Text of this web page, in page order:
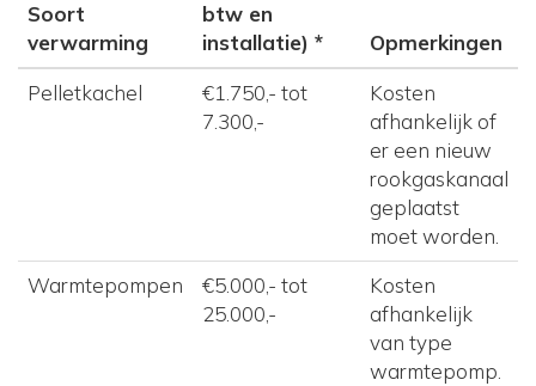
Soort
verwarming
btw en
installatie) *
Opmerkingen
Pelletkachel
€1.750,- tot
7.300,-
Kosten
afhankelijk of
er een nieuw
rookgaskanaal
geplaatst
moet worden.
Warmtepompen
€5.000,- tot
25.000,-
Kosten
afhankelijk
van type
warmtepomp.